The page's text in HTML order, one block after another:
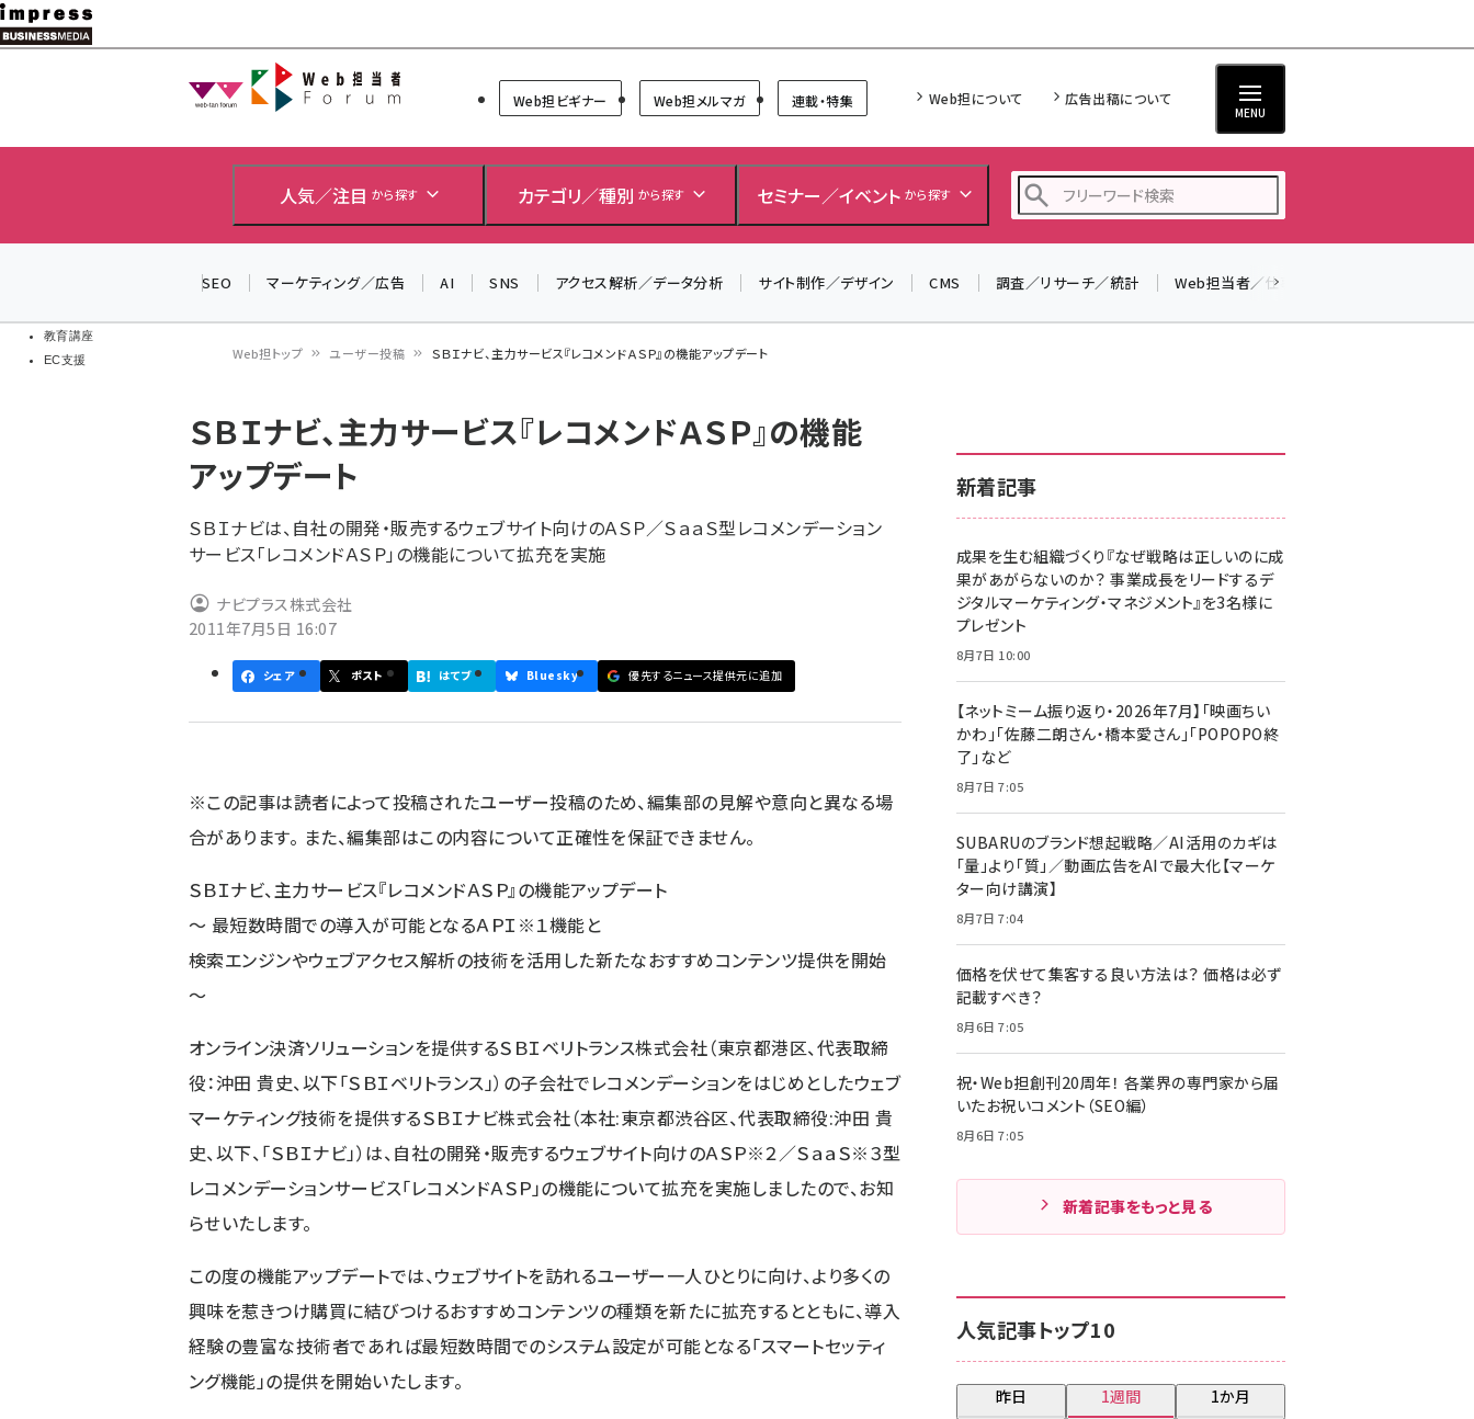
メ
イ
教育講座
EC支援
Web担当者Forum
Web担ビギナー Web担メルマガ 連載・特集 Web担について 広告出稿について
MENU
人気／注目 から探す カテゴリ／種別 から探す セミナー／イベント から探す
z世代 (1623)
meo (1277)
llmo (1166)
SEO マーケティング／広告 AI SNS アクセス解析／データ分析 サイト制作／デザイン CMS 調査／リサーチ／統計 Web担当者／仕事
ン
く
ず
Web担トップ ユーザー投稿 ＳＢＩナビ、主力サービス『レコメンドＡＳＰ』の機能アップデート
ＳＢＩナビ、主力サービス『レコメンドＡＳＰ』の機能
アップデート
ＳＢＩナビは、自社の開発・販売するウェブサイト向けのＡＳＰ／ＳａａＳ型レコメンデーション
サービス「レコメンドＡＳＰ」の機能について拡充を実施
ナビプラス株式会社
2011年7月5日 16:07
シェア ポスト はてブ Bluesky 優先するニュース提供元に追加
※この記事は読者によって投稿されたユーザー投稿のため、編集部の見解や意向と異なる場
合があります。 また、編集部はこの内容について正確性を保証できません。
ＳＢＩナビ、主力サービス『レコメンドＡＳＰ』の機能アップデート
〜 最短数時間での導入が可能となるＡＰＩ※１機能と
検索エンジンやウェブアクセス解析の技術を活用した新たなおすすめコンテンツ提供を開始
〜
オンライン決済ソリューションを提供するＳＢＩベリトランス株式会社（東京都港区、代表取締
役：沖田 貴史、以下「ＳＢＩベリトランス」）の子会社でレコメンデーションをはじめとしたウェブ
マーケティング技術を提供するＳＢＩナビ株式会社（本社:東京都渋谷区、代表取締役:沖田 貴
史、以下、「ＳＢＩナビ」）は、自社の開発・販売するウェブサイト向けのＡＳＰ※２／ＳａａＳ※３型
レコメンデーションサービス「レコメンドＡＳＰ」の機能について拡充を実施しましたので、お知
らせいたします。
この度の機能アップデートでは、ウェブサイトを訪れるユーザー一人ひとりに向け、より多くの
興味を惹きつけ購買に結びつけるおすすめコンテンツの種類を新たに拡充するとともに、導入
経験の豊富な技術者であれば最短数時間でのシステム設定が可能となる「スマートセッティ
ング機能」の提供を開始いたします。
新着記事
成果を生む組織づくり『なぜ戦略は正しいのに成
果があがらないのか？ 事業成長をリードするデ
ジタルマーケティング・マネジメント』を3名様に
プレゼント
8月7日 10:00
【ネットミーム振り返り・2026年7月】「映画ちい
かわ」「佐藤二朗さん・橋本愛さん」「POPOPO終
了」など
8月7日 7:05
SUBARUのブランド想起戦略／AI活用のカギは
「量」より「質」／動画広告をAIで最大化【マーケ
ター向け講演】
8月7日 7:04
価格を伏せて集客する良い方法は？ 価格は必ず
記載すべき？
8月6日 7:05
祝・Web担創刊20周年！ 各業界の専門家から届
いたお祝いコメント（SEO編）
8月6日 7:05
新着記事をもっと見る
人気記事トップ10
昨日 1週間 1か月
＼ 8月27日開催、申し込み受付中！ ／
2026」開催！
▼申し込みはこちらから▼